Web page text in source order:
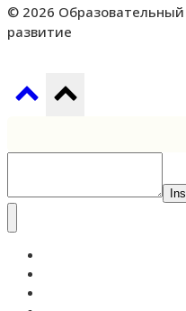
© 2026
развитие